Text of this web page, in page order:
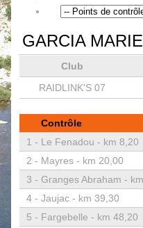
GARCIA MARIE
Club
RAIDLINK'S 07
Contrôle
1 - Le Fenadou - km 8,20
2 - Mayres - km 20,00
3 - Granges Abraham -
4 - Jaujac - km 39,30
5 - Fargebelle - km 48,20